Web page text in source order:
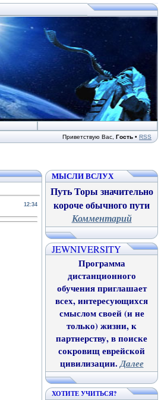
Приветствую Вас Гость • RSS
12:34
МЫСЛИ ВСЛУХ
Путь Торы значительно
короче обычного пути
Комментарий
JEWNIVERSITY
Программа
дистанционного
обучения приглашает
всех, интересующихся
смыслом своей (и не
только) жизни, к
партнерству, в поиске
сокровищ еврейской
цивилизации.Далее
ХОТИТЕ УЧИТЬСЯ?